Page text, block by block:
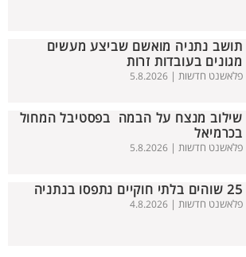
תושב נתניה מואשם שביצע מעשים
מגונים בעובדות זרות
פלאשנט חדשות | 5.8.2026
שילוב מנצח על הבמה בפסטיבל המחול
בכרמיאל
פלאשנט חדשות | 5.8.2026
25 שוהים בלתי חוקיים נתפסו בנתניה
פלאשנט חדשות | 4.8.2026